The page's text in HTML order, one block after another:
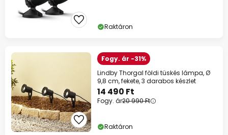
Raktáron
Fogy. ár -31%
Lindby Thorgal földi tüskés lámpa, Ø
9,8 cm, fekete, 3 darabos készlet
14 490 Ft
Fogy. ár20 990 Ft
Raktáron